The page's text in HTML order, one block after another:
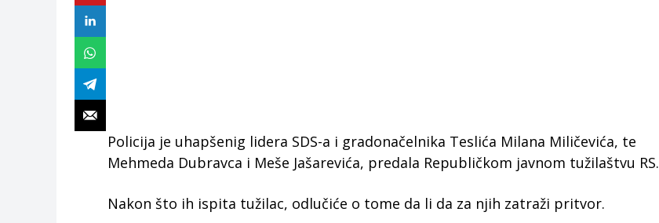
Policija je uhapšenig lidera SDS-a i gradonačelnika Teslića Milana Miličevića, te
Mehmeda Dubravca i Meše Jašarevića, predala Republičkom javnom tužilaštvu RS.
Nakon što ih ispita tužilac, odlučiće o tome da li da za njih zatraži pritvor.